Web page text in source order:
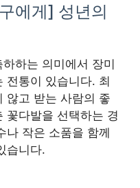
에게] 성년의
하는 의미에서 장미
전통이 있습니다. 최
않고 받는 사람의 좋
꽃다발을 선택하는 경
나 작은 소품을 함께
습니다.